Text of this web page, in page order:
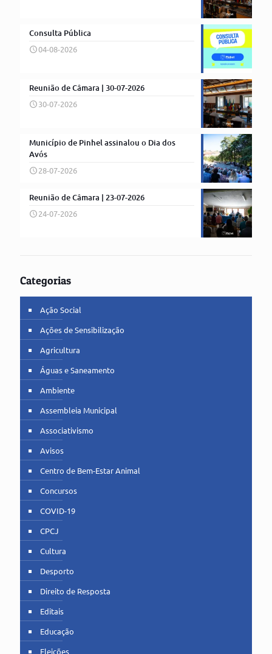
Consulta Pública
04-08-2026
Reunião de Câmara | 30-07-2026
30-07-2026
Município de Pinhel assinalou o Dia dos
Avós
28-07-2026
Reunião de Câmara | 23-07-2026
24-07-2026
Categorias
Ação Social
Ações de Sensibilização
Agricultura
Águas e Saneamento
Ambiente
Assembleia Municipal
Associativismo
Avisos
Centro de Bem-Estar Animal
Concursos
COVID-19
CPCJ
Cultura
Desporto
Direito de Resposta
Editais
Educação
Eleições